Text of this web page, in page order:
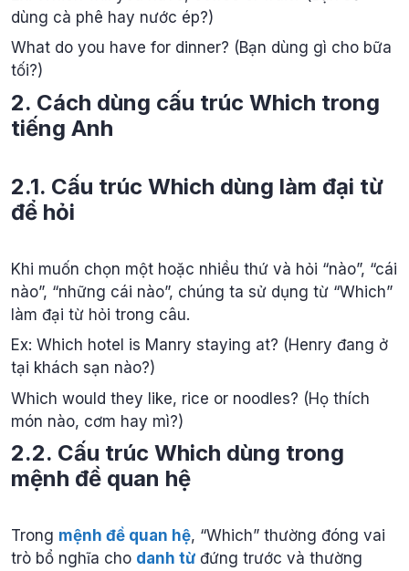
dùng cà phê hay nước ép?)
What do you have for dinner? (Bạn dùng gì cho bữa
tối?)
2. Cách dùng cấu trúc Which trong
tiếng Anh
2.1. Cấu trúc Which dùng làm đại từ
để hỏi
Khi muốn chọn một hoặc nhiều thứ và hỏi “nào”, “cái
nào”, “những cái nào”, chúng ta sử dụng từ “Which”
làm đại từ hỏi trong câu.
Ex: Which hotel is Manry staying at? (Henry đang ở
tại khách sạn nào?)
Which would they like, rice or noodles? (Họ thích
món nào, cơm hay mì?)
2.2. Cấu trúc Which dùng trong
mệnh đề quan hệ
Trong mệnh đề quan hệ, “Which” thường đóng vai
trò bổ nghĩa cho danh từ đứng trước và thường